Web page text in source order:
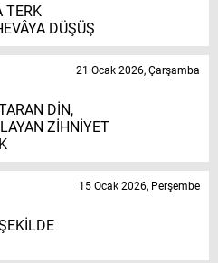
TERK
DÜŞÜŞ
DİN,
ZİHNİYET
21 Ocak 2026, Çarşamba
15 Ocak 2026, Perşembe